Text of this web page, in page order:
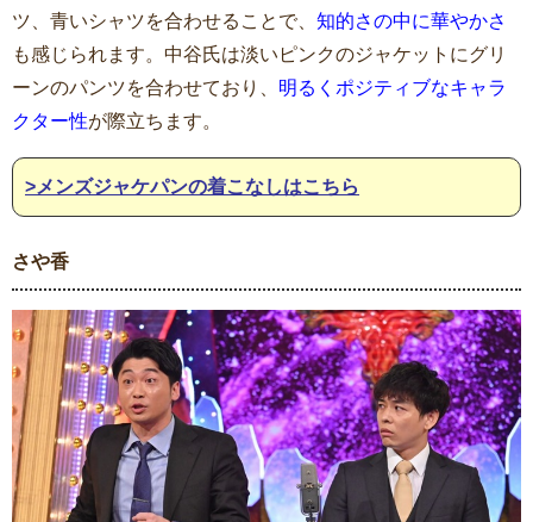
ツ、青いシャツを合わせることで、 知的さの中に華やかさ
も感じられます。中谷氏は淡いピンクのジャケットにグリ
ーンのパンツを合わせており、 明るくポジティブなキャラ
クター性が際立ちます。
>メンズジャケパンの着こなしはこちら
さや香